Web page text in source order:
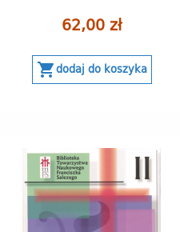
62,00 zł
shopping_cartdodaj do koszyka